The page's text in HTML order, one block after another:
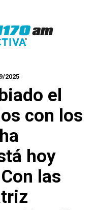
2025
el
con los
hoy
las